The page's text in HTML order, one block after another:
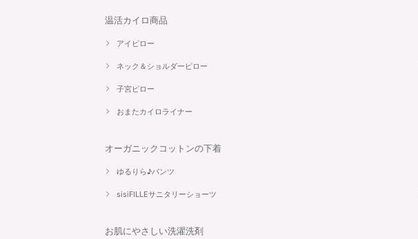
温活カイロ商品
アイピロー
ネック＆ショルダーピロー
子宮ピロー
おまたカイロライナー
オーガニックコットンの下着
ゆるりら♪パンツ
sisiFILLEサニタリーショーツ
お肌にやさしい洗濯洗剤